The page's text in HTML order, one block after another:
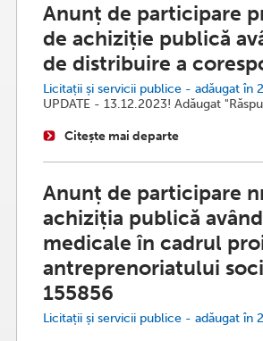
Anunț de participare
de achiziție publică
de distribuire a
Licitații și servicii publice - adăugat în
UPDATE - 13.12.2023! Adăugat
Citește mai departe
Anunț de participare
achiziția publică
medicale în cadrul
antreprenoriatului
155856
Licitații și servicii publice - adăugat în